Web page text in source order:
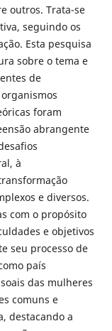
outros. Trata-se
seguindo os
Esta pesquisa
sobre o tema e
de
foram
abrangente
à
e diversos.
com o propósito
e objetivos
seu processo de
país
das mulheres
comuns e
destacando a